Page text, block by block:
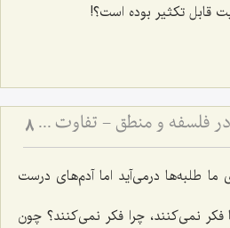
قابل تکثیر بوده است؟!
معنای معقولات ثانیه در فلسفه و منطق - تفاوت مفاهیم فلسفی و منطقی در کلام مرحوم آخوند 8
ما طلبه‌ها ‌درمی‌آید اما آدم‌های درست
نمی‌کنند، چرا فکر نمی‌کنند؟ چون